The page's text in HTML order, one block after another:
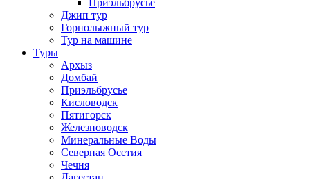
Приэльбрусье
Джип тур
Горнолыжный тур
Тур на машине
Туры
Архыз
Домбай
Приэльбрусье
Кисловодск
Пятигорск
Железноводск
Минеральные Воды
Северная Осетия
Чечня